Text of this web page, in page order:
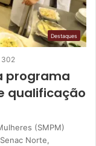
Destaques
302
programa
qualificação
(SMPM)
Norte,